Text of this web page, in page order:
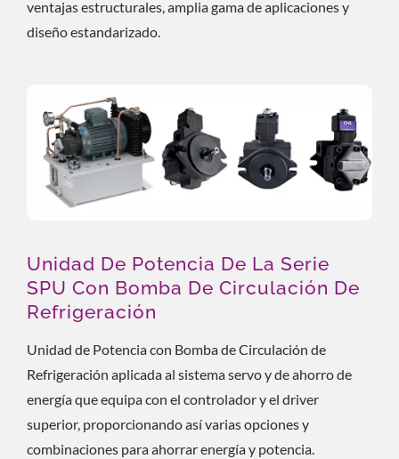
ventajas estructurales, amplia gama de aplicaciones y
diseño estandarizado.
Unidad De Potencia De La Serie
SPU Con Bomba De Circulación De
Refrigeración
Unidad de Potencia con Bomba de Circulación de
Refrigeración aplicada al sistema servo y de ahorro de
energía que equipa con el controlador y el driver
superior, proporcionando así varias opciones y
combinaciones para ahorrar energía y potencia.